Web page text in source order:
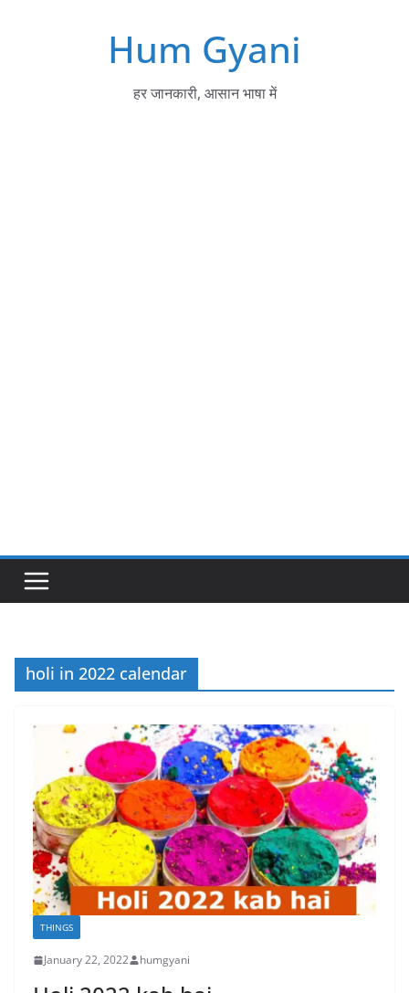
Hum Gyani
हर जानकारी, आसान भाषा में
holi in 2022 calendar
THINGS
January 22, 2022 humgyani